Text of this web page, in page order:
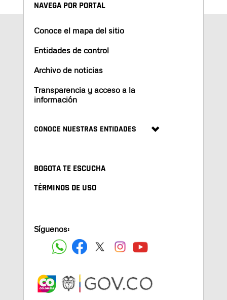
NAVEGA POR PORTAL
Conoce el mapa del sitio
Entidades de control
Archivo de noticias
Transparencia y acceso a la
información
CONOCE NUESTRAS ENTIDADES
BOGOTA TE ESCUCHA
TÉRMINOS DE USO
Síguenos: